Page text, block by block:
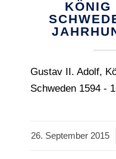
KÖNIG
Gustav II. Adolf,
Schweden 1594 -
26. September 2015
/